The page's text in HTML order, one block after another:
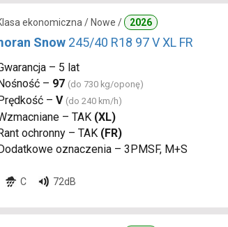
ekonomiczna / Nowe / 2026
Snow 245/40 R18 97 V XL FR
– 5 lat
– 97 (do 730 kg/oponę)
– V (do 240 km/h)
– TAK (XL)
ochronny – TAK (FR)
oznaczenia – 3PMSF, M+S
C 72dB